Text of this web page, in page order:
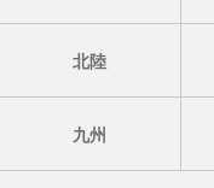
北陸
九州